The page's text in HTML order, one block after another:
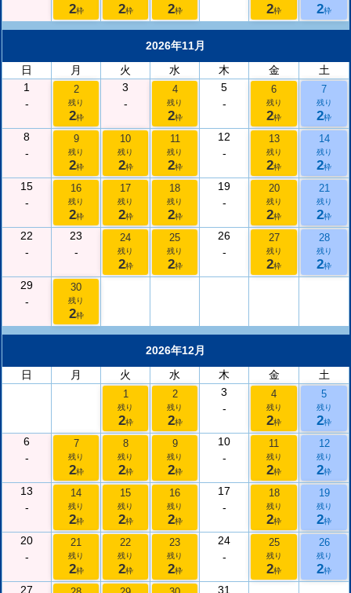
2枠 2枠 2枠 2枠 2枠
2026年11月
日
月 火 水 木 金
土
1
-
2
残り
2枠
3
-
4
残り
2枠
5
-
6
残り
2枠
7
残り
2枠
8
-
9
残り
2枠
10
残り
2枠
11
残り
2枠
12
-
13
残り
2枠
14
残り
2枠
15
-
16
残り
2枠
17
残り
2枠
18
残り
2枠
19
-
20
残り
2枠
21
残り
2枠
22
-
23
-
24
残り
2枠
25
残り
2枠
26
-
27
残り
2枠
28
残り
2枠
29
-
30
残り
2枠
2026年12月
日
月 火 水 木 金 土
1
残り
2枠
2
残り
2枠
3
-
4
残り
2枠
5
残り
2枠
6
-
7
残り
2枠
8
残り
2枠
9
残り
2枠
10
-
11
残り
2枠
12
残り
2枠
13
-
14
残り
2枠
15
残り
2枠
16
残り
2枠
17
-
18
残り
2枠
19
残り
2枠
20
-
21
残り
2枠
22
残り
2枠
23
残り
2枠
24
-
25
残り
2枠
26
残り
2枠
27
31